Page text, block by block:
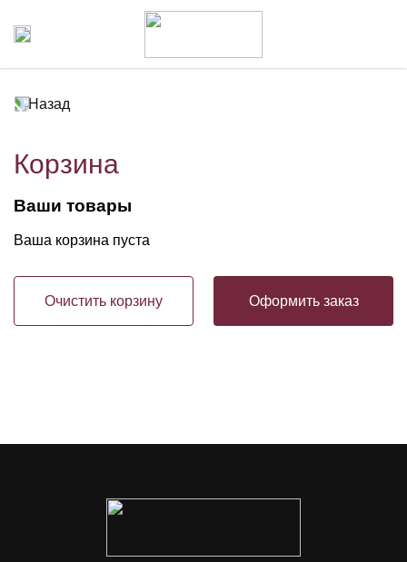
Назад
Корзина
Ваши товары
Ваша корзина пуста
Очистить корзину Оформить заказ